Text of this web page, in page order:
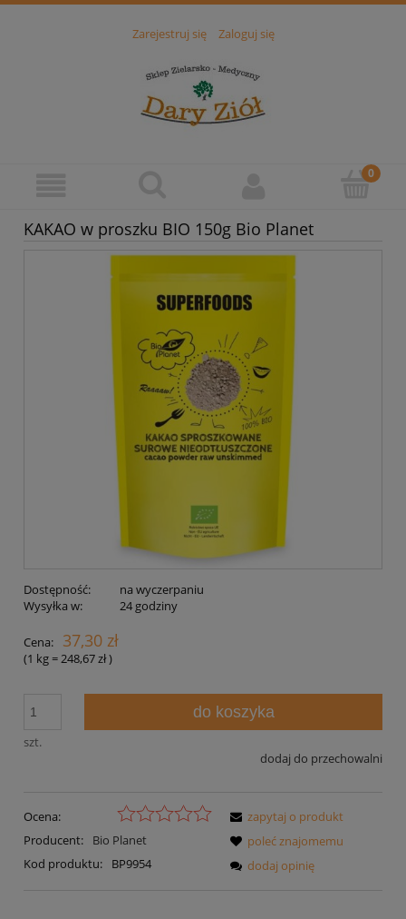
Zarejestruj się Zaloguj się
KAKAO w proszku BIO 150g Bio Planet
Dostępność:
na wyczerpaniu
Wysyłka w:
24 godziny
Cena: 37,30 zł
(1 kg=248,67 zł)
szt.
do koszyka
dodaj do przechowalni
Ocena:
Producent:
Bio Planet
Kod produktu:
BP9954
zapytaj o produkt
poleć znajomemu
dodaj opinię